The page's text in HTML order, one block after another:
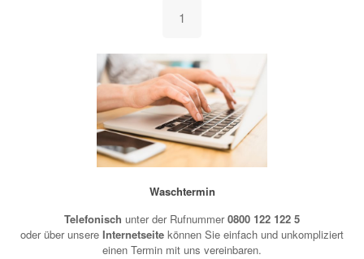
1
Waschtermin
Telefonisch unter der Rufnummer0800 122 122 5
oder über unsere Internetseite können Sie einfach und unkompliziert
einen Termin mit uns vereinbaren.